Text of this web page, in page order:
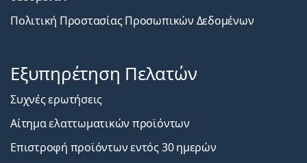
Πολιτική Προστασίας Προσωπικών Δεδομένων
Εξυπηρέτηση Πελατών
Συχνές ερωτήσεις
Αίτημα ελαττωματικών προϊόντων
Επιστροφή προϊόντων εντός 30 ημερών